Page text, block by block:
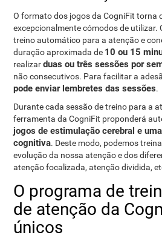
O formato dos jogos da CogniFit torna
excepcionalmente cómodos de utilizar.
treino automático para a atenção e
duração aproximada de 10 ou 15
realizarduas ou três sessões por
não consecutivos. Para facilitar a
pode enviar lembretes das sessões.
Durante cada sessão de treino para a
ferramenta da CogniFit proponderá
jogos de estimulação cerebral e
cognitiva. Deste modo, podemos
evolução da nossa atenção e dos
atenção focalizada, atenção dividida,
O programa de
de atenção da
únicos